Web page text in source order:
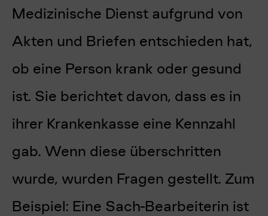
Medizinische Dienst aufgrund von
Akten und Briefen entschieden hat,
ob eine Person krank oder gesund
ist. Sie berichtet davon, dass es in
ihrer Krankenkasse eine Kennzahl
gab. Wenn diese überschritten
wurde, wurden Fragen gestellt. Zum
Beispiel: Eine Sach-Bearbeiterin ist